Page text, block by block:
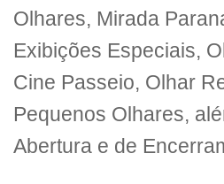
Olhares, Mirada
Exibições Especiais,
Cine Passeio, Olhar
Pequenos Olhares,
Abertura e de